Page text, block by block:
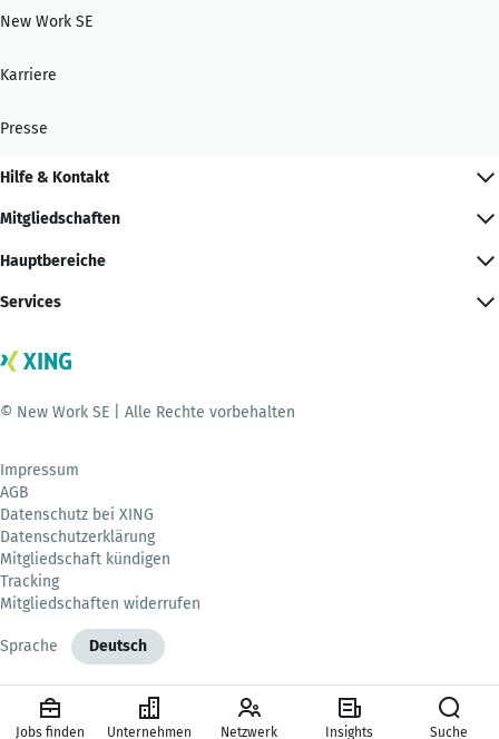
New Work SE
Karriere
Presse
Hilfe & Kontakt
Mitgliedschaften
Hauptbereiche
Services
© New Work SE | Alle Rechte vorbehalten
Impressum
AGB
Datenschutz bei XING
Datenschutzerklärung
Mitgliedschaft kündigen
Tracking
Mitgliedschaften widerrufen
Sprache Deutsch
Jobs finden Unternehmen Netzwerk Insights Suche